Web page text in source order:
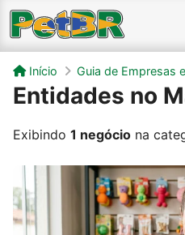
Início Guia de Empresas
Entidades no
Exibindo 1 negócio na